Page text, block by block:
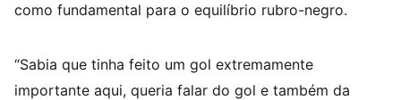
como fundamental para o equilíbrio rubro-negro.
“Sabia que tinha feito um gol extremamente
importante aqui, queria falar do gol e também da